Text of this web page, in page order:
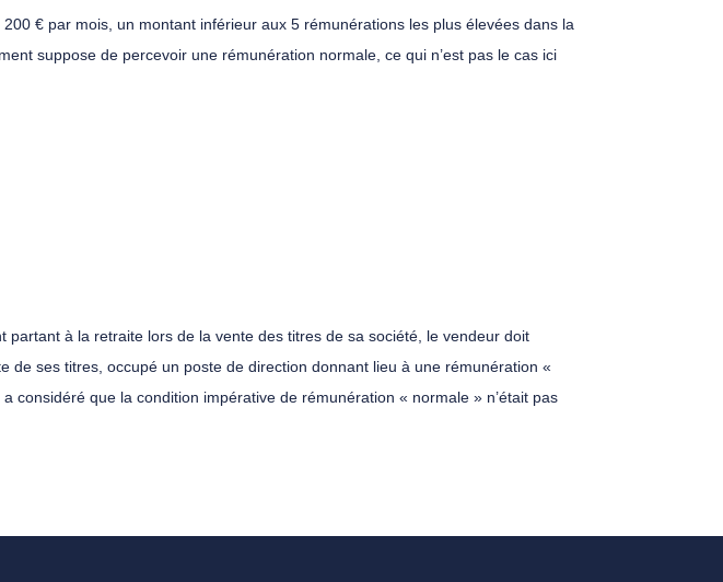
€ par mois, un montant inférieur aux 5 rémunérations les plus élevées dans la
suppose de percevoir une rémunération normale, ce qui n’est pas le cas ici
à la retraite lors de la vente des titres de sa société, le vendeur doit
de ses titres, occupé un poste de direction donnant lieu à une rémunération «
que la condition impérative de rémunération « normale » n’était pas